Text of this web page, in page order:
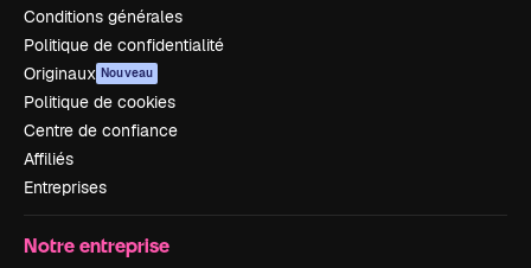
Conditions générales
Politique de confidentialité
Originaux Nouveau
Politique de cookies
Centre de confiance
Affiliés
Entreprises
Notre entreprise